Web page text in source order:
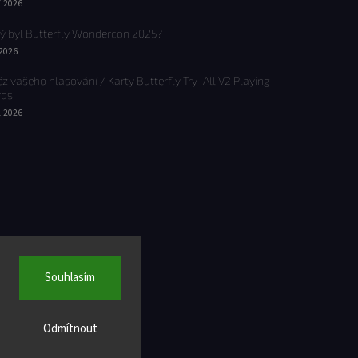
Odmítnout
Souhlasím
byl Butterfly Wondercon 2025?
vašeho hlasování / Karty Butterfly Try-All V2 Playing